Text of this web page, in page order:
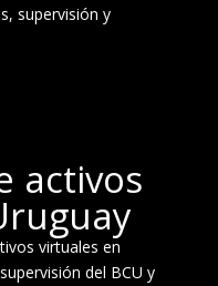
supervisión y
activos
virtuales en
del BCU y